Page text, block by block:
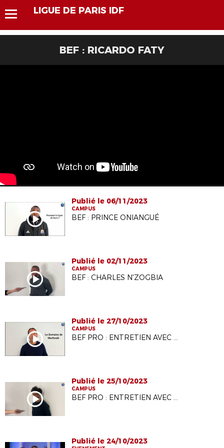
LIGUE DE PARIS IDF
BEF : RICARDO FATY
Publié le 06/11/2023
CAMPUS
BEF : PRINCE ONIANGUÉ
Publié le 02/11/2023
CAMPUS
BEF : CHARLES N'ZOGBIA
Publié le 27/10/2023
CAMPUS
BEF PRO : ENTRETIEN AVEC ALI BENARBIA
Publié le 25/10/2023
CAMPUS
BEF PRO : ENTRETIEN AVEC VIKASH DHORASOO
Publié le 24/10/2023